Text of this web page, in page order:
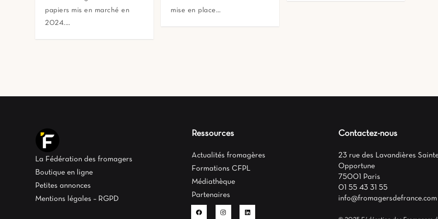
papiers mis en marché en
2024.…
mise en place…
La Fédération des fromagers
Boutique en ligne
Petites annonces
Mentions légales – RGPD
Ressources
Actualités fromagères
Formations CFPL
Médiathèque
Partenaires
Contactez-nous
23 rue des Lavandières
Opportune
75001 Paris
01 55 43 31 55
info@fromagersdefrance.com